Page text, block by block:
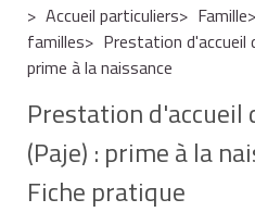
Accueil particuliers
Famille
familles
Prestation d'accueil
prime à la naissance
Prestation d'accueil
(Paje) : prime à la
Fiche pratique